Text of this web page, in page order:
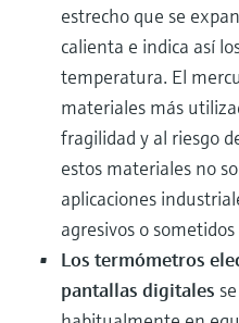
estrecho que se
calienta e indica así
temperatura. El
materiales más
fragilidad y al riesgo
estos materiales no
aplicaciones
agresivos o
Los termómetros
pantallas digitales